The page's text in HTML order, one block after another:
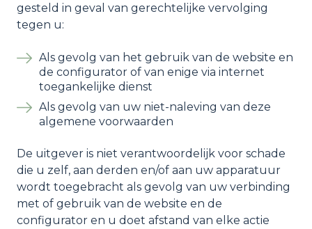
gesteld in geval van gerechtelijke vervolging
tegen u:
Als gevolg van het gebruik van de website en
de configurator of van enige via internet
toegankelijke dienst
Als gevolg van uw niet-naleving van deze
algemene voorwaarden
De uitgever is niet verantwoordelijk voor schade
die u zelf, aan derden en/of aan uw apparatuur
wordt toegebracht als gevolg van uw verbinding
met of gebruik van de website en de
configurator en u doet afstand van elke actie